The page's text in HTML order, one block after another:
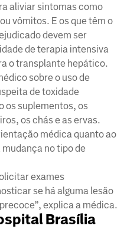
aliviar sintomas como
vômitos. E os que têm o
devem ser
de terapia intensiva
o transplante hepático.
sobre o uso de
de toxidade
os suplementos, os
os chás e as ervas.
médica quanto ao
mudança no tipo de
exames
se há alguma lesão
explica a médica.
Brasília